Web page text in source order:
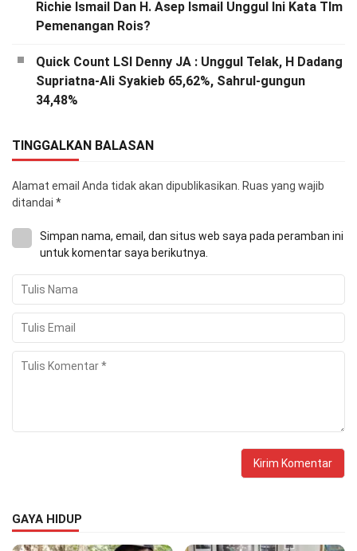
Richie Ismail Dan H. Asep Ismail Unggul Ini Kata TIm
Pemenangan Rois?
Quick Count LSI Denny JA : Unggul Telak, H Dadang
Supriatna-Ali Syakieb 65,62%, Sahrul-gungun
34,48%
TINGGALKAN BALASAN
Alamat email Anda tidak akan dipublikasikan. Ruas yang wajib
ditandai *
Simpan nama, email, dan situs web saya pada peramban ini
untuk komentar saya berikutnya.
GAYA HIDUP